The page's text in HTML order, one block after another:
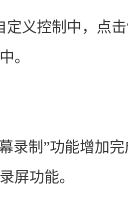
控制中，点击
。
制”功能增加完
屏功能。